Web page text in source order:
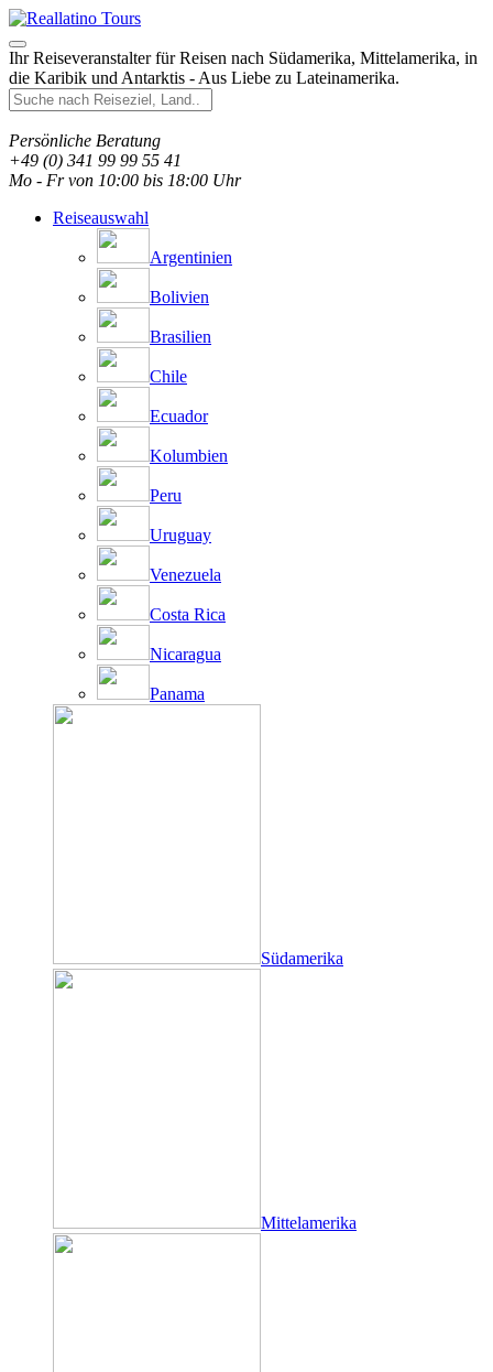
Ihr Reiseveranstalter für Reisen nach Südamerika, Mittelamerika, in
die Karibik und Antarktis - Aus Liebe zu Lateinamerika.
Persönliche Beratung
+49 (0) 341 99 99 55 41
Mo - Fr von 10:00 bis 18:00 Uhr
Reiseauswahl
Argentinien
Bolivien
Brasilien
Chile
Ecuador
Kolumbien
Peru
Uruguay
Venezuela
Costa Rica
Nicaragua
Panama
Südamerika
Mittelamerika